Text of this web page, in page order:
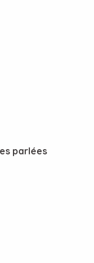
parlées
parlées